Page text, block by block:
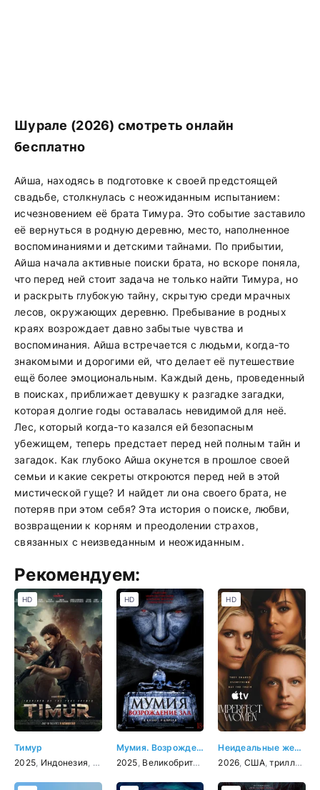
Шурале (2026) смотреть онлайн
бесплатно
Айша, находясь в подготовке к своей предстоящей
свадьбе, столкнулась с неожиданным испытанием:
исчезновением её брата Тимура. Это событие заставило
её вернуться в родную деревню, место, наполненное
воспоминаниями и детскими тайнами. По прибытии,
Айша начала активные поиски брата, но вскоре поняла,
что перед ней стоит задача не только найти Тимура, но
и раскрыть глубокую тайну, скрытую среди мрачных
лесов, окружающих деревню. Пребывание в родных
краях возрождает давно забытые чувства и
воспоминания. Айша встречается с людьми, когда-то
знакомыми и дорогими ей, что делает её путешествие
ещё более эмоциональным. Каждый день, проведенный
в поисках, приближает девушку к разгадке загадки,
которая долгие годы оставалась невидимой для неё.
Лес, который когда-то казался ей безопасным
убежищем, теперь предстает перед ней полным тайн и
загадок. Как глубоко Айша окунется в прошлое своей
семьи и какие секреты откроются перед ней в этой
мистической гуще? И найдет ли она своего брата, не
потеряв при этом себя? Эта история о поиске, любви,
возвращении к корням и преодолении страхов,
связанных с неизведанным и неожиданным.
Рекомендуем:
Тимур
2025 Индонезия боевик
HD
Мумия. Возрождение зла
2025 Великобритания ужасы
HD
Неидеальные женщины
2026 США,триллер
HD